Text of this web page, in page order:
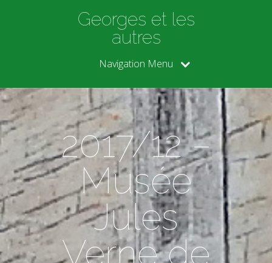
Georges et les
autres
Navigation Menu
2017/12 –
Musée
Jules
Verne de